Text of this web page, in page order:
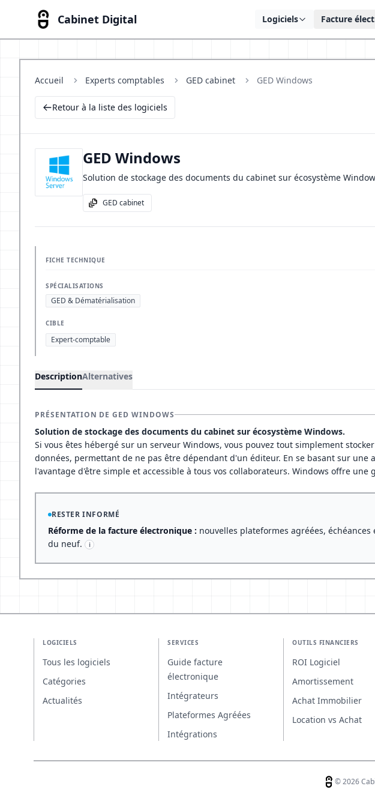
Cabinet Digital Logiciels Facture
Accueil Experts comptables GED cabinet GED Windows
Retour à la liste des logiciels
GED Windows
Solution de stockage des documents du cabinet sur écosystème
GED cabinet
FICHE TECHNIQUE
SPÉCIALISATIONS
GED & Dématérialisation
CIBLE
Expert-comptable
DescriptionAlternatives
PRÉSENTATION DE GED WINDOWS
Solution de stockage des documents du cabinet sur écosystème Windows.
Si vous êtes hébergé sur un serveur Windows, vous pouvez tout simplement
données, permettant de ne pas être dépendant d'un éditeur. En se basant sur
l'avantage d'être simple et accessible à tous vos collaborateurs. Windows offre
RESTER INFORMÉ
Réforme de la facture électronique : nouvelles plateformes agréées,
du neuf.
i
LOGICIELS
Tous les logiciels
Catégories
Actualités
SERVICES
Guide facture
électronique
Intégrateurs
Plateformes Agréées
Intégrations
OUTILS FINANCIERS
ROI Logiciel
Amortissement
Achat Immobilier
Location vs Achat
© 2026